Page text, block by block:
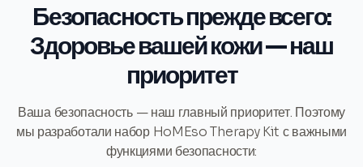
Безопасность прежде всего:
Здоровье вашей кожи — наш
приоритет
Ваша безопасность — наш главный приоритет. Поэтому
мы разработали набор HoMEso Therapy Kit с важными
функциями безопасности: